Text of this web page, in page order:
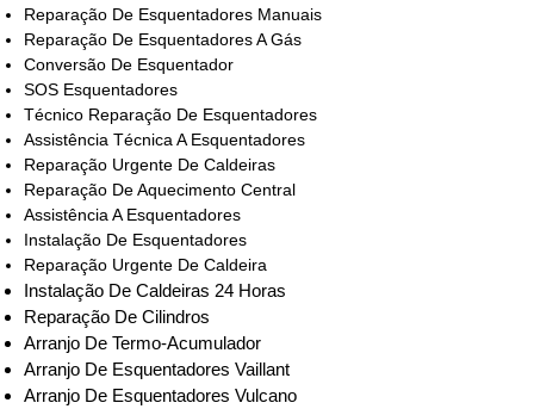
Reparação De Esquentadores Manuais
Reparação De Esquentadores A Gás
Conversão De Esquentador
SOS Esquentadores
Técnico Reparação De Esquentadores
Assistência Técnica A Esquentadores
Reparação Urgente De Caldeiras
Reparação De Aquecimento Central
Assistência A Esquentadores
Instalação De Esquentadores
Reparação Urgente De Caldeira
Instalação De Caldeiras 24 Horas
Reparação De Cilindros
Arranjo De Termo-Acumulador
Arranjo De Esquentadores Vaillant
Arranjo De Esquentadores Vulcano